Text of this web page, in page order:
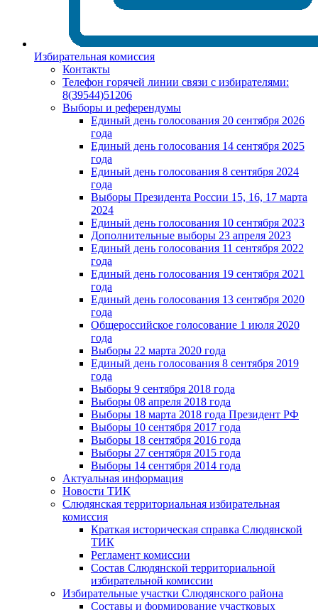
Избирательная комиссия
Контакты
Телефон горячей линии связи с избирателями:
8(39544)51206
Выборы и референдумы
Единый день голосования 20 сентября 2026
года
Единый день голосования 14 сентября 2025
года
Единый день голосования 8 сентября 2024
года
Выборы Президента России 15, 16, 17 марта
2024
Единый день голосования 10 сентября 2023
Дополнительные выборы 23 апреля 2023
Единый день голосования 11 сентября 2022
года
Единый день голосования 19 сентября 2021
года
Единый день голосования 13 сентября 2020
года
Общероссийское голосование 1 июля 2020
года
Выборы 22 марта 2020 года
Единый день голосования 8 сентября 2019
года
Выборы 9 сентября 2018 года
Выборы 08 апреля 2018 года
Выборы 18 марта 2018 года Президент РФ
Выборы 10 сентября 2017 года
Выборы 18 сентября 2016 года
Выборы 27 сентября 2015 года
Выборы 14 сентября 2014 года
Актуальная информация
Новости ТИК
Слюдянская территориальная избирательная
комиссия
Краткая историческая справка Слюдянской
ТИК
Регламент комиссии
Состав Слюдянской территориальной
избирательной комиссии
Избирательные участки Слюдянского района
Составы и формирование участковых